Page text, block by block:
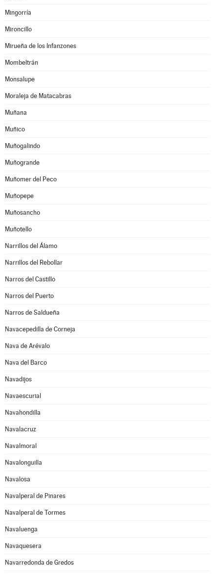
Mingorría
Mironcillo
Mirueña de los Infanzones
Mombeltrán
Monsalupe
Moraleja de Matacabras
Muñana
Muñico
Muñogalindo
Muñogrande
Muñomer del Peco
Muñopepe
Muñosancho
Muñotello
Narrillos del Álamo
Narrillos del Rebollar
Narros del Castillo
Narros del Puerto
Narros de Saldueña
Navacepedilla de Corneja
Nava de Arévalo
Nava del Barco
Navadijos
Navaescurial
Navahondilla
Navalacruz
Navalmoral
Navalonguilla
Navalosa
Navalperal de Pinares
Navalperal de Tormes
Navaluenga
Navaquesera
Navarredonda de Gredos